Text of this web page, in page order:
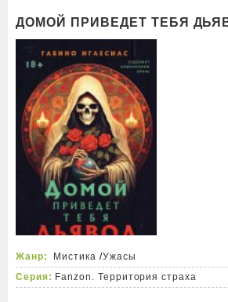
ДОМОЙ ПРИВЕДЕТ ТЕБЯ
Жанр: Мистика /Ужасы
Серия: Fanzon. Территория страха